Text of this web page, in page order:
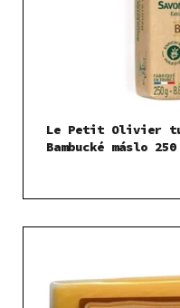
Le Petit Olivier
Bambucké máslo